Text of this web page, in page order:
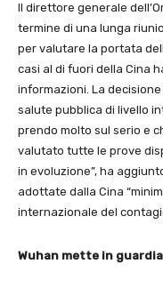
Il direttore generale
termine di una lunga
per valutare la portata
casi al di fuori della Cina
informazioni. La
salute pubblica di livello
prendo molto sul serio e
valutato tutte le prove
in evoluzione”, ha
adottate dalla Cina
internazionale del
Wuhan mette in